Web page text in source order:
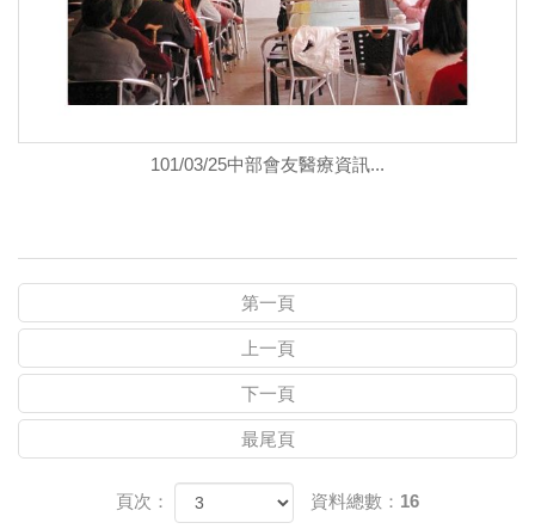
101/03/25中部會友醫療資訊...
第一頁
上一頁
下一頁
最尾頁
頁次： 資料總數：16